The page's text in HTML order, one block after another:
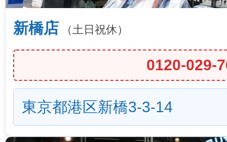
新橋店 （土日祝休）
0120-029-
東京都港区新橋3-3-14